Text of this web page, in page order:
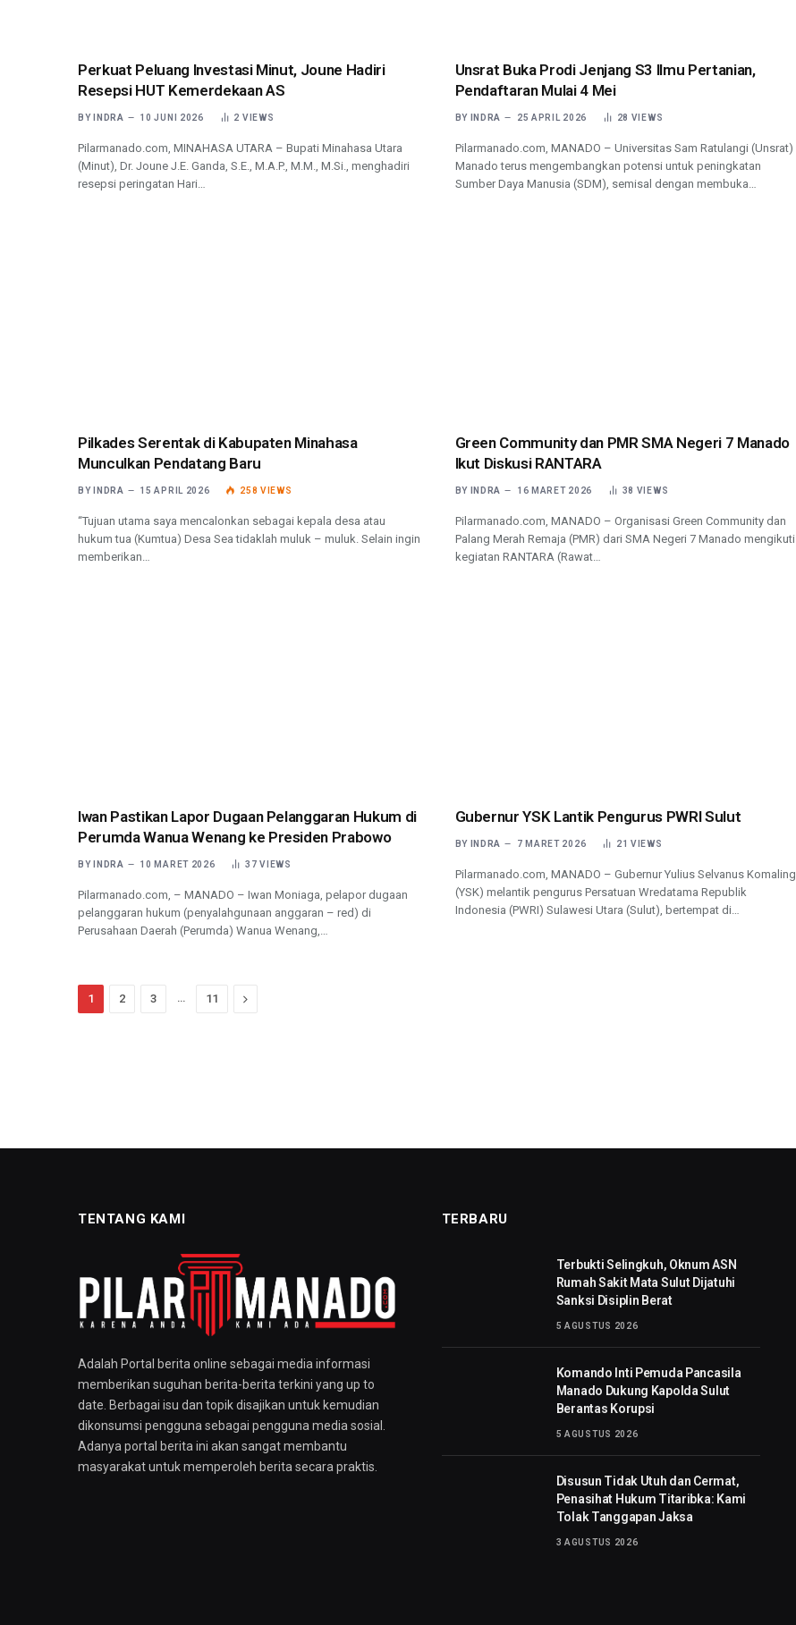
Perkuat Peluang Investasi Minut, Joune Hadiri
Resepsi HUT Kemerdekaan AS
BY INDRA 10 JUNI 2026 2 VIEWS
Pilarmanado.com, MINAHASA UTARA – Bupati Minahasa Utara
(Minut), Dr. Joune J.E. Ganda, S.E., M.A.P., M.M., M.Si., menghadiri
resepsi peringatan Hari…
Unsrat Buka Prodi Jenjang S3 Ilmu Pertanian,
Pendaftaran Mulai 4 Mei
BY INDRA 25 APRIL 2026 28 VIEWS
Pilarmanado.com, MANADO – Universitas Sam Ratulangi (Unsrat)
Manado terus mengembangkan potensi untuk peningkatan
Sumber Daya Manusia (SDM), semisal dengan membuka…
Pilkades Serentak di Kabupaten Minahasa
Munculkan Pendatang Baru
BY INDRA 15 APRIL 2026 258 VIEWS
“Tujuan utama saya mencalonkan sebagai kepala desa atau
hukum tua (Kumtua) Desa Sea tidaklah muluk – muluk. Selain ingin
memberikan…
Green Community dan PMR SMA Negeri 7 Manado
Ikut Diskusi RANTARA
BY INDRA 16 MARET 2026 38 VIEWS
Pilarmanado.com, MANADO – Organisasi Green Community dan
Palang Merah Remaja (PMR) dari SMA Negeri 7 Manado mengikuti
kegiatan RANTARA (Rawat…
Iwan Pastikan Lapor Dugaan Pelanggaran Hukum di
Perumda Wanua Wenang ke Presiden Prabowo
BY INDRA 10 MARET 2026 37VIEWS
Pilarmanado.com, – MANADO – Iwan Moniaga, pelapor dugaan
pelanggaran hukum (penyalahgunaan anggaran – red) di
Perusahaan Daerah (Perumda) Wanua Wenang,…
Gubernur YSK Lantik Pengurus PWRI Sulut
BY INDRA 7 MARET 2026 21VIEWS
Pilarmanado.com, MANADO – Gubernur Yulius Selvanus Komaling
(YSK) melantik pengurus Persatuan Wredatama Republik
Indonesia (PWRI) Sulawesi Utara (Sulut), bertempat di…
1 2 3 … 11 Next
TENTANG KAMI
Adalah Portal berita online sebagai media informasi
memberikan suguhan berita-berita terkini yang up to
date. Berbagai isu dan topik disajikan untuk kemudian
dikonsumsi pengguna sebagai pengguna media sosial.
Adanya portal berita ini akan sangat membantu
masyarakat untuk memperoleh berita secara praktis.
TERBARU
Terbukti Selingkuh, Oknum ASN
Rumah Sakit Mata Sulut Dijatuhi
Sanksi Disiplin Berat
5 AGUSTUS 2026
Komando Inti Pemuda Pancasila
Manado Dukung Kapolda Sulut
Berantas Korupsi
5 AGUSTUS 2026
Disusun Tidak Utuh dan Cermat,
Penasihat Hukum Titaribka: Kami
Tolak Tanggapan Jaksa
3 AGUSTUS 2026